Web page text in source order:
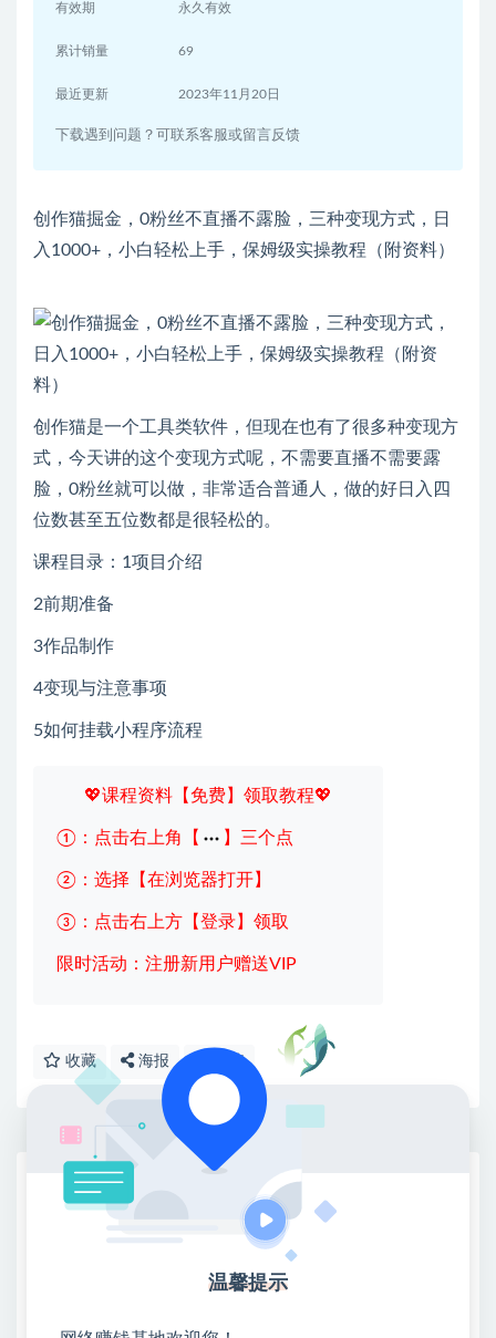
有效期 永久有效
累计销量 69
最近更新 2023年11月20日
下载遇到问题？可联系客服或留言反馈
创作猫掘金，0粉丝不直播不露脸，三种变现方式，日
入1000+，小白轻松上手，保姆级实操教程（附资料）
创作猫是一个工具类软件，但现在也有了很多种变现方
式，今天讲的这个变现方式呢，不需要直播不需要露
脸，0粉丝就可以做，非常适合普通人，做的好日入四
位数甚至五位数都是很轻松的。
课程目录：1项目介绍
2前期准备
3作品制作
4变现与注意事项
5如何挂载小程序流程
💖课程资料【免费】领取教程💖
①：点击右上角【 】三个点
②：选择【在浏览器打开】
③：点击右上方【登录】领取
限时活动：注册新用户赠送VIP
收藏 海报 链接
网赚基地简介
站长微信：无
❤本站：本站整合多方资源站，主要面向互联网创业
类&副业类，资源丰富 物超所值。
各种项目 + 提升网创认知。
温馨提示